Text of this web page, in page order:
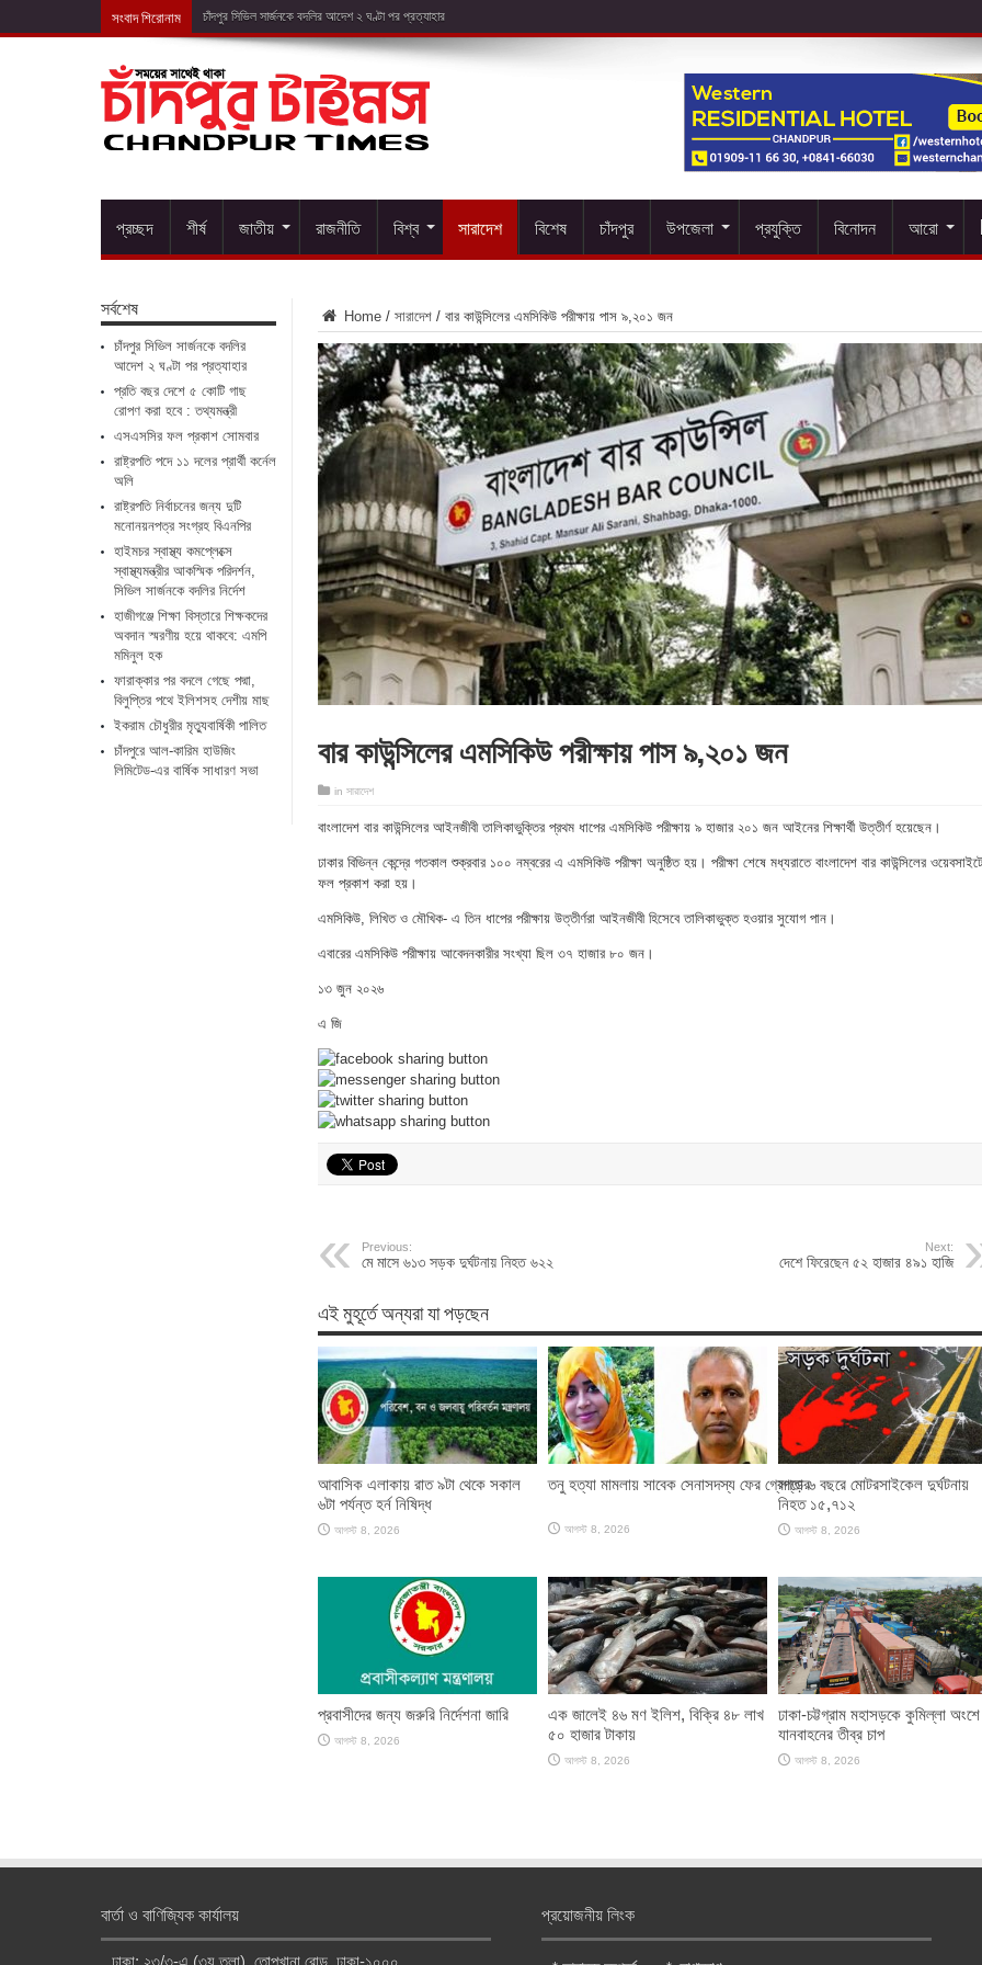
সংবাদ শিরোনাম প্রতি
প্রচ্ছদ শীর্ষ জাতীয় রাজনীতি বিশ্ব সারাদেশ বিশেষ চাঁদপুর উপজেলা প্রযুক্তি বিনোদন আরো
Home / সারাদেশ / বার কাউন্সিলের এমসিকিউ পরীক্ষায় পাস ৯,২০১ জন
বার কাউন্সিলের এমসিকিউ পরীক্ষায় পাস ৯,২০১ জন
in সারাদেশ
বাংলাদেশ বার কাউন্সিলের আইনজীবী তালিকাভুক্তির প্রথম ধাপের এমসিকিউ পরীক্ষায় ৯ হাজার ২০১ জন আইনের শিক্ষার্থী উত্তীর্ণ হয়েছেন।
ঢাকার বিভিন্ন কেন্দ্রে গতকাল শুক্রবার ১০০ নম্বরের এ এমসিকিউ পরীক্ষা অনুষ্ঠিত হয়। পরীক্ষা শেষে মধ্যরাতে বাংলাদেশ বার কাউন্সিলের ওয়েবসাইটে
ফল প্রকাশ করা হয়।
এমসিকিউ, লিখিত ও মৌখিক- এ তিন ধাপের পরীক্ষায় উত্তীর্ণরা আইনজীবী হিসেবে তালিকাভুক্ত হওয়ার সুযোগ পান।
এবারের এমসিকিউ পরীক্ষায় আবেদনকারীর সংখ্যা ছিল ৩৭ হাজার ৮০ জন।
১৩ জুন ২০২৬
এ জি
Previous:
মে মাসে ৬১৩ সড়ক দুর্ঘটনায় নিহত ৬২২
Next:
দেশে ফিরেছেন ৫২ হাজার ৪৯১ হাজি
এই মুহূর্তে অন্যরা যা পড়ছেন
আবাসিক এলাকায় রাত ৯টা থেকে সকাল
৬টা পর্যন্ত হর্ন নিষিদ্ধ
আগস্ট 8, 2026
তনু হত্যা মামলায় সাবেক সেনাসদস্য ফের গ্রেপ্তার
আগস্ট 8, 2026
সাড়ে ৬ বছরে মোটরসাইকেল দুর্ঘটনায়
নিহত ১৫,৭১২
আগস্ট 8, 2026
প্রবাসীদের জন্য জরুরি নির্দেশনা জারি
আগস্ট 8, 2026
এক জালেই ৪৬ মণ ইলিশ, বিক্রি ৪৮ লাখ
৫০ হাজার টাকায়
আগস্ট 8, 2026
ঢাকা-চট্টগ্রাম মহাসড়কে কুমিল্লা অংশে
যানবাহনের তীব্র চাপ
আগস্ট 8, 2026
সর্বশেষ
চাঁদপুর সিভিল সার্জনকে বদলির
আদেশ ২ ঘণ্টা পর প্রত্যাহার
প্রতি বছর দেশে ৫ কোটি গাছ
রোপণ করা হবে : তথ্যমন্ত্রী
এসএসসির ফল প্রকাশ সোমবার
রাষ্ট্রপতি পদে ১১ দলের প্রার্থী কর্নেল
অলি
রাষ্ট্রপতি নির্বাচনের জন্য দুটি
মনোনয়নপত্র সংগ্রহ বিএনপির
হাইমচর স্বাস্থ্য কমপ্লেক্সে
স্বাস্থ্যমন্ত্রীর আকস্মিক পরিদর্শন,
সিভিল সার্জনকে বদলির নির্দেশ
হাজীগঞ্জে শিক্ষা বিস্তারে শিক্ষকদের
অবদান স্মরণীয় হয়ে থাকবে: এমপি
মমিনুল হক
ফারাক্কার পর বদলে গেছে পদ্মা,
বিলুপ্তির পথে ইলিশসহ দেশীয় মাছ
ইকরাম চৌধুরীর মৃত্যুবার্ষিকী পালিত
চাঁদপুরে আল-কারিম হাউজিং
লিমিটেড-এর বার্ষিক সাধারণ সভা
বার্তা ও বাণিজ্যিক কার্যালয়
ঢাকা: ২৩/৩-এ (৩য় তলা), তোপখানা রোড, ঢাকা-১০০০
প্রয়োজনীয় লিংক